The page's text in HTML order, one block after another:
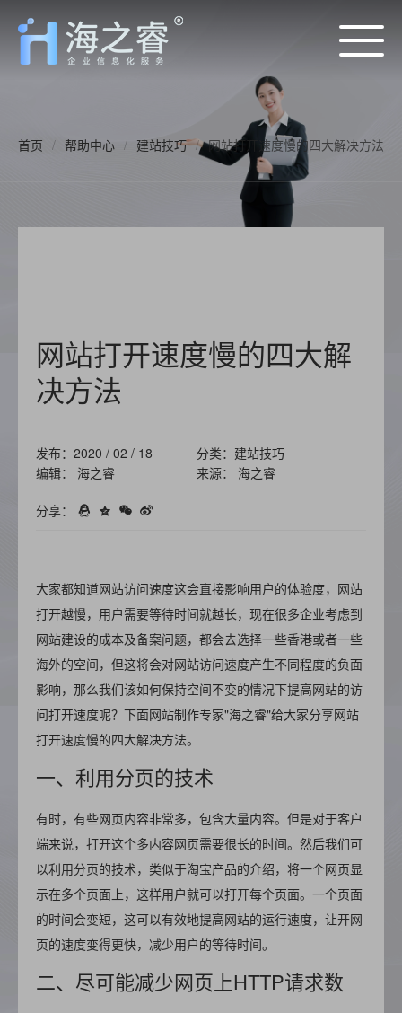
首页 / 帮助中心 / 建站技巧 / 网站打开速度慢的四大解决方法
网站打开速度慢的四大解
决方法
发布：2020 / 02 / 18
分类：建站技巧
编辑： 海之睿
来源： 海之睿
分享：
大家都知道网站访问速度这会直接影响用户的体验度，网站
打开越慢，用户需要等待时间就越长，现在很多企业考虑到
网站建设的成本及备案问题，都会去选择一些香港或者一些
海外的空间，但这将会对网站访问速度产生不同程度的负面
影响，那么我们该如何保持空间不变的情况下提高网站的访
问打开速度呢？下面网站制作专家"海之睿"给大家分享网站
打开速度慢的四大解决方法。
一、利用分页的技术
有时，有些网页内容非常多，包含大量内容。但是对于客户
端来说，打开这个多内容网页需要很长的时间。然后我们可
以利用分页的技术，类似于淘宝产品的介绍，将一个网页显
示在多个页面上，这样用户就可以打开每个页面。一个页面
的时间会变短，这可以有效地提高网站的运行速度，让开网
页的速度变得更快，减少用户的等待时间。
二、尽可能减少网页上HTTP请求数